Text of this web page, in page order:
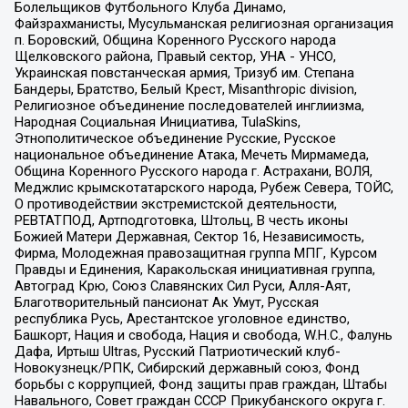
Болельщиков Футбольного Клуба Динамо,
Файзрахманисты, Мусульманская религиозная организация
п. Боровский, Община Коренного Русского народа
Щелковского района, Правый сектор, УНА - УНСО,
Украинская повстанческая армия, Тризуб им. Степана
Бандеры, Братство, Белый Крест, Misanthropic division,
Религиозное объединение последователей инглиизма,
Народная Социальная Инициатива, TulaSkins,
Этнополитическое объединение Русские, Русское
национальное объединение Атака, Мечеть Мирмамеда,
Община Коренного Русского народа г. Астрахани, ВОЛЯ,
Меджлис крымскотатарского народа, Рубеж Севера, ТОЙС,
О противодействии экстремистской деятельности,
РЕВТАТПОД, Артподготовка, Штольц, В честь иконы
Божией Матери Державная, Сектор 16, Независимость,
Фирма, Молодежная правозащитная группа МПГ, Курсом
Правды и Единения, Каракольская инициативная группа,
Автоград Крю, Союз Славянских Сил Руси, Алля-Аят,
Благотворительный пансионат Ак Умут, Русская
республика Русь, Арестантское уголовное единство,
Башкорт, Нация и свобода, Нация и свобода, W.H.С., Фалунь
Дафа, Иртыш Ultras, Русский Патриотический клуб-
Новокузнецк/РПК, Сибирский державный союз, Фонд
борьбы с коррупцией, Фонд защиты прав граждан, Штабы
Навального, Совет граждан СССР Прикубанского округа г.